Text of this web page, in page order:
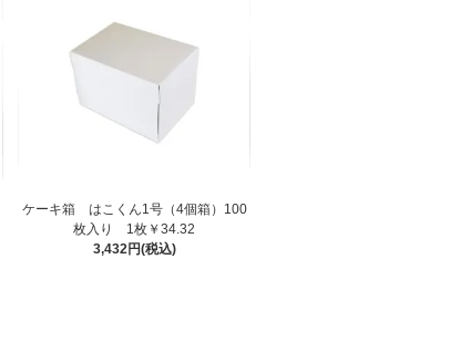
ケーキ箱 はこくん1号（4個箱）100
枚入り 1枚￥34.32
3,432円(税込)